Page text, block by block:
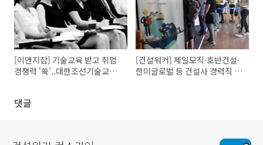
[이엔지잡] 기술교육 받고 취업
경쟁력 '쑥'..대한조선기술교육
[건설워커] 제일모직·호반건설·
한미글로벌 등 건설사 경력직 수
댓글